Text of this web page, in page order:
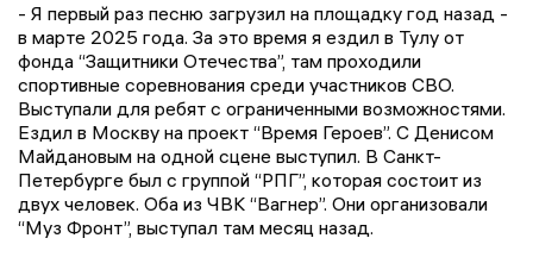
- Я первый раз песню загрузил на площадку год назад -
в марте 2025 года. За это время я ездил в Тулу от
фонда “Защитники Отечества”, там проходили
спортивные соревнования среди участников СВО.
Выступали для ребят с ограниченными возможностями.
Ездил в Москву на проект “Время Героев”. С Денисом
Майдановым на одной сцене выступил. В Санкт-
Петербурге был с группой “РПГ”, которая состоит из
двух человек. Оба из ЧВК “Вагнер”. Они организовали
“Муз Фронт”, выступал там месяц назад.